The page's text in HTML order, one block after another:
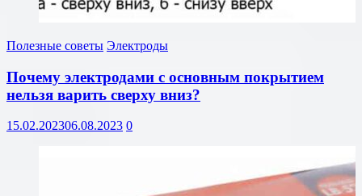
Полезные советы Электроды
Почему электродами с основным покрытием
нельзя варить сверху вниз?
15.02.202306.08.2023 0